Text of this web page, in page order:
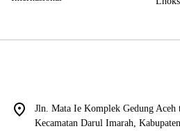
Jln. Mata Ie Komplek Gedung Aceh
Kecamatan Darul Imarah,